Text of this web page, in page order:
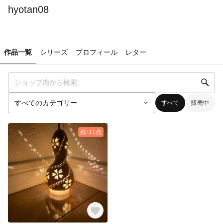
hyotan08
作品一覧 シリーズ プロフィール レター
すべて 販売中
残り1点